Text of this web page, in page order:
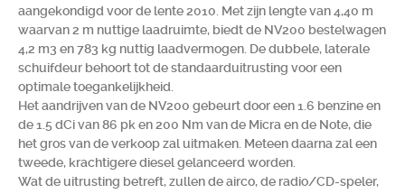
aangekondigd voor de lente 2010. Met zijn lengte van 4,40 m
waarvan 2 m nuttige laadruimte, biedt de NV200 bestelwagen
4,2 m3 en 783 kg nuttig laadvermogen. De dubbele, laterale
schuifdeur behoort tot de standaarduitrusting voor een
optimale toegankelijkheid.
Het aandrijven van de NV200 gebeurt door een 1.6 benzine en
de 1.5 dCi van 86 pk en 200 Nm van de Micra en de Note, die
het gros van de verkoop zal uitmaken. Meteen daarna zal een
tweede, krachtigere diesel gelanceerd worden.
Wat de uitrusting betreft, zullen de airco, de radio/CD-speler,